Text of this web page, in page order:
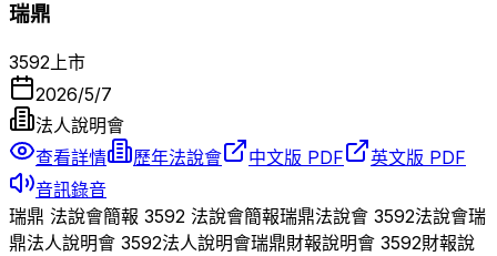
瑞鼎
3592 上市
2026/5/7
法人說明會
查看詳情
歷年法說會 中文版 PDF
英文版 PDF
音訊錄音
瑞鼎 法說會簡報 3592 法說會簡報瑞鼎法說會 3592法說會瑞
鼎法人說明會 3592法人說明會瑞鼎財報說明會 3592財報說